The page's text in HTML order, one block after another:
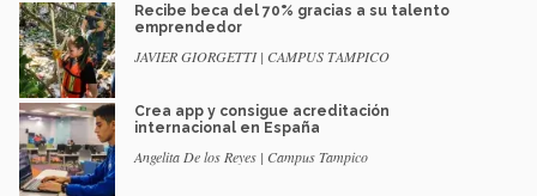
Recibe beca del 70% gracias a su talento
emprendedor
JAVIER GIORGETTI | CAMPUS TAMPICO
Crea app y consigue acreditación
internacional en España
Angelita De los Reyes | Campus Tampico